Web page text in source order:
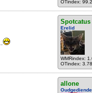
OTindex:
Spotcatus
Erelid
WMRindex:
OTindex:
allone
Oudgediende